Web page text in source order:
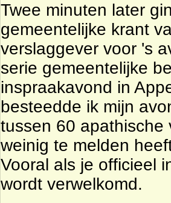
Twee minuten later
gemeentelijke krant
verslaggever voor 's
serie gemeentelijke
inspraakavond in
besteedde ik mijn
tussen 60 apathische
weinig te melden
Vooral als je officieel
wordt verwelkomd.